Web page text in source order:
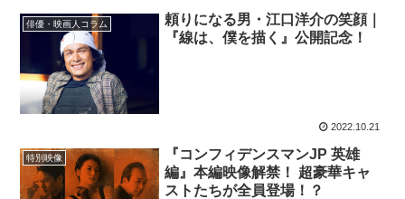
俳優・映画人コラム
頼りになる男・江口洋介の笑顔｜
『線は、僕を描く』公開記念！
2022.10.21
特別映像
『コンフィデンスマンJP 英雄
編』本編映像解禁！ 超豪華キャ
ストたちが全員登場！？